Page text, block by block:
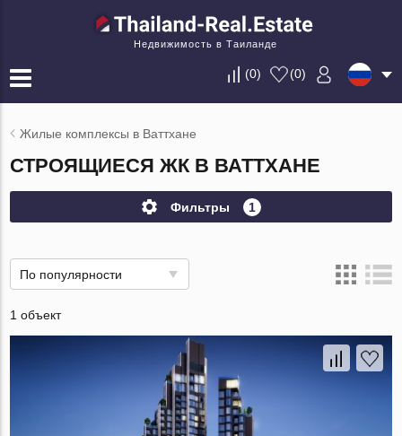
Недвижимость в Таиланде
(0) (0)
Жилые комплексы в Ваттхане
СТРОЯЩИЕСЯ ЖК В ВАТТХАНЕ
Фильтры 1
По популярности
1 объект